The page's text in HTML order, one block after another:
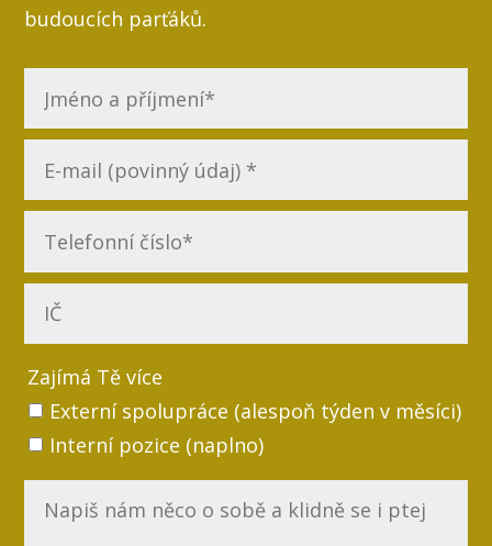
budoucích parťáků.
Zajímá Tě více
Externí spolupráce (alespoň týden v měsíci)
Interní pozice (naplno)